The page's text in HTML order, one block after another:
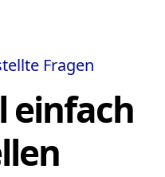
Fragen
einfach